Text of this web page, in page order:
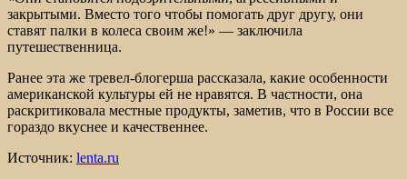
закрытыми. Вместо того чтобы помогать друг другу, они
ставят палки в колеса своим же!» — заключила
путешественница.
Ранее эта же тревел-блогерша рассказала, какие особенности
американской культуры ей не нравятся. В частности, она
раскритиковала местные продукты, заметив, что в России все
гораздо вкуснее и качественнее.
Источник: lenta.ru